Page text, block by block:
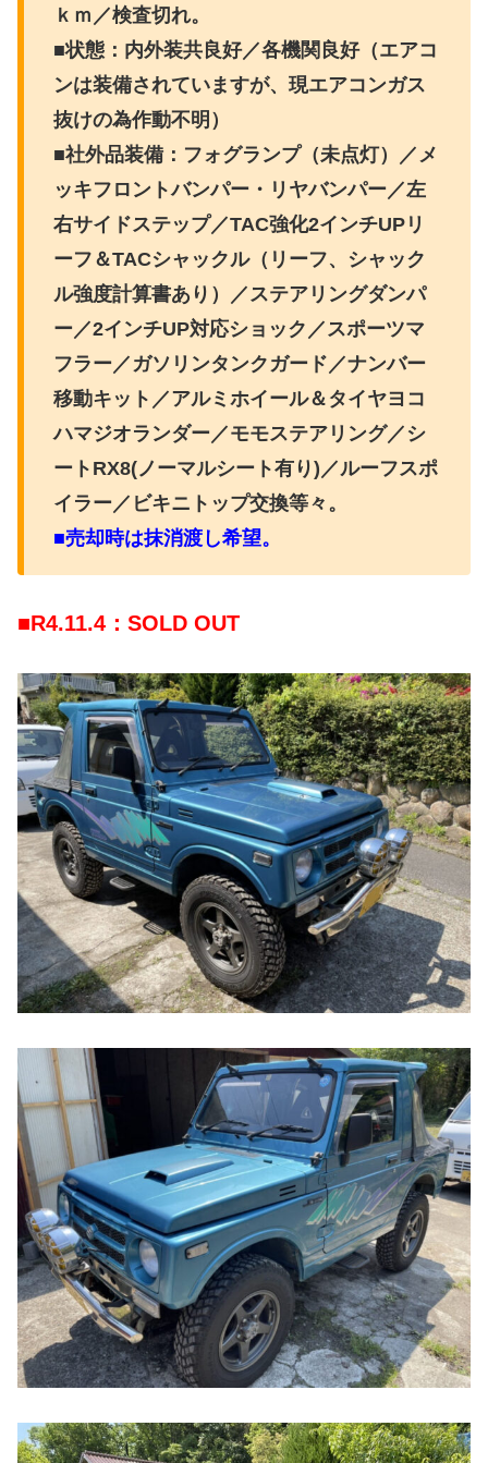
ｋｍ／検査切れ。
■状態：内外装共良好／各機関良好（エアコ
ンは装備されていますが、現エアコンガス
抜けの為作動不明）
■社外品装備：フォグランプ（未点灯）／メ
ッキフロントバンパー・リヤバンパー／左
右サイドステップ／TAC強化2インチUPリ
ーフ＆TACシャックル（リーフ、シャック
ル強度計算書あり）／ステアリングダンパ
ー／2インチUP対応ショック／スポーツマ
フラー／ガソリンタンクガード／ナンバー
移動キット／アルミホイール＆タイヤヨコ
ハマジオランダー／モモステアリング／シ
ートRX8(ノーマルシート有り)／ルーフスポ
イラー／ビキニトップ交換等々。
■売却時は抹消渡し希望。
■R4.11.4 ：SOLD OUT